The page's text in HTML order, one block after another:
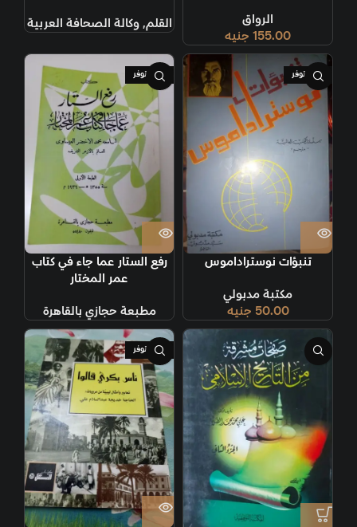
الرواق
155.00 جنيه
القلم,وكالة الصحافة العربية
غير متوفر
تنبؤات نوستراداموس
مكتبة مدبولي
50.00 جنيه
غير متوفر
رفع الستار عما جاء في كتاب
عمر المختار
مطبعة حجازي بالقاهرة
غير متوفر